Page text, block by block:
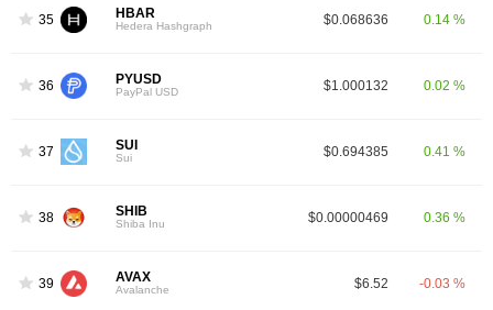
35 HBAR
Hedera Hashgraph $0.068636 0.14 %
36 PYUSD
PayPal USD $1.000132 0.02 %
37 SUI
Sui $0.694385 0.41 %
38 SHIB
Shiba Inu $0.00000469 0.36 %
39 AVAX
Avalanche $6.52 -0.03 %